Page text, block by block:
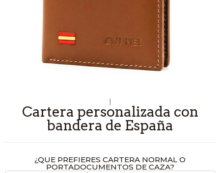
|
Cartera personalizada con
bandera de España
¿QUE PREFIERES CARTERA NORMAL O
PORTADOCUMENTOS DE CAZA?